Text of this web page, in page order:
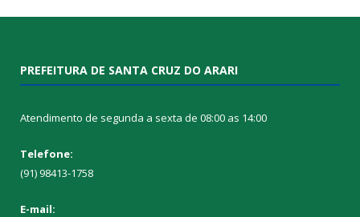
PREFEITURA DE SANTA CRUZ DO ARARI
Atendimento de segunda a sexta de 08:00 as 14:00
Telefone:
(91) 98413-1758
E-mail: